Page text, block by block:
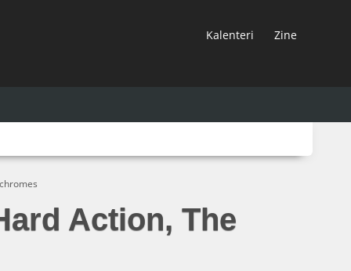
Kalenteri Zine
Action, The